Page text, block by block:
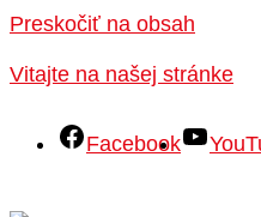
Preskočiť na obsah
Vitajte na našej stránke
Facebook